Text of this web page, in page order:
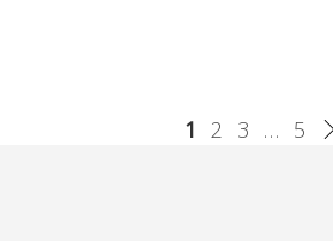
1 2 3 … 5